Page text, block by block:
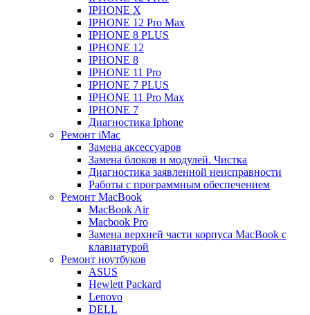
IPHONE X
IPHONE 12 Pro Max
IPHONE 8 PLUS
IPHONE 12
IPHONE 8
IPHONE 11 Pro
IPHONE 7 PLUS
IPHONE 11 Pro Max
IPHONE 7
Диагностика Iphone
Ремонт iMac
Замена аксессуаров
Замена блоков и модулей. Чистка
Диагностика заявленной неисправности
Работы с программным обеспечением
Ремонт MacBook
MacBook Air
Macbook Pro
Замена верхней части корпуса MacBook с
клавиатурой
Ремонт ноутбуков
ASUS
Hewlett Packard
Lenovo
DELL